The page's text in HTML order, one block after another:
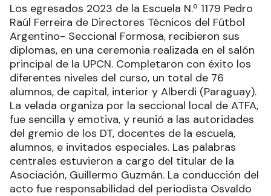
Los egresados 2023 de la Escuela N.º 1179 Pedro
Raúl Ferreira de Directores Técnicos del Fútbol
Argentino- Seccional Formosa, recibieron sus
diplomas, en una ceremonia realizada en el salón
principal de la UPCN. Completaron con éxito los
diferentes niveles del curso, un total de 76
alumnos, de capital, interior y Alberdi (Paraguay).
La velada organiza por la seccional local de ATFA,
fue sencilla y emotiva, y reunió a las autoridades
del gremio de los DT, docentes de la escuela,
alumnos, e invitados especiales. Las palabras
centrales estuvieron a cargo del titular de la
Asociación, Guillermo Guzmán. La conducción del
acto fue responsabilidad del periodista Osvaldo